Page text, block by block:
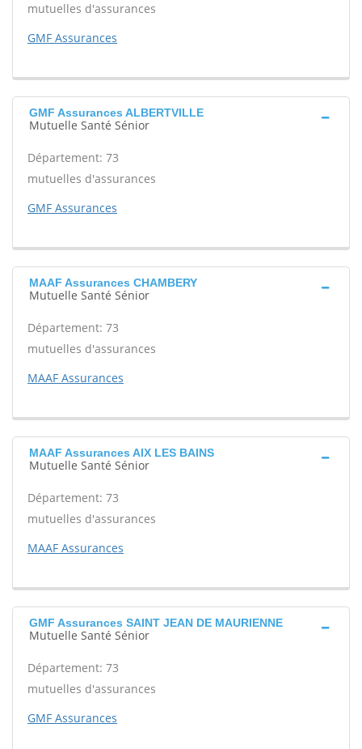
mutuelles d'assurances
GMF Assurances
GMF Assurances ALBERTVILLE
Mutuelle Santé Sénior
Département: 73
mutuelles d'assurances
GMF Assurances
MAAF Assurances CHAMBERY
Mutuelle Santé Sénior
Département: 73
mutuelles d'assurances
MAAF Assurances
MAAF Assurances AIX LES BAINS
Mutuelle Santé Sénior
Département: 73
mutuelles d'assurances
MAAF Assurances
GMF Assurances SAINT JEAN DE MAURIENNE
Mutuelle Santé Sénior
Département: 73
mutuelles d'assurances
GMF Assurances